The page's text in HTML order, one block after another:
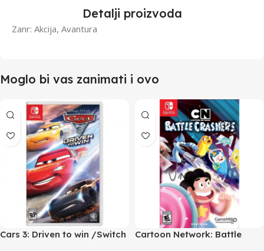
Detalji proizvoda
Zanr: Akcija, Avantura
Moglo bi vas zanimati i ovo
Cars 3: Driven to win /Switch
Cartoon Network: Battle